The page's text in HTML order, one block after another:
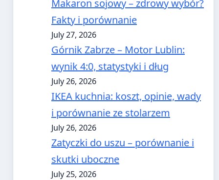
Makaron sojowy – zdrowy wybór?
Fakty i porównanie
July 27, 2026
Górnik Zabrze – Motor Lublin:
wynik 4:0, statystyki i dług
July 26, 2026
IKEA kuchnia: koszt, opinie, wady
i porównanie ze stolarzem
July 26, 2026
Zatyczki do uszu – porównanie i
skutki uboczne
July 25, 2026